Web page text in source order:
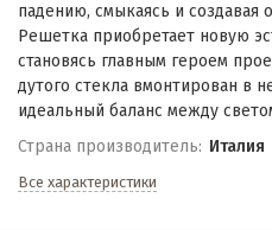
падению, смыкаясь и
Решетка приобретает новую
становясь главным героем
дутого стекла вмонтирован в
идеальный баланс между
Страна производитель: Италия
Все характеристики